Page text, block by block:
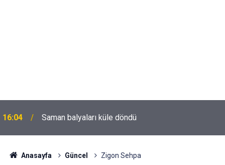
16:04 Saman balyaları küle döndü
Anasayfa Güncel Zigon Sehpa